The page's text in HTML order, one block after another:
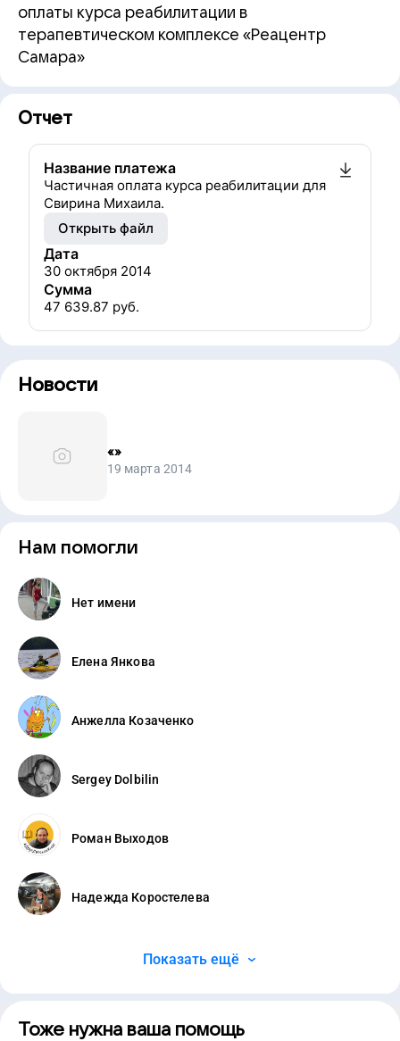
оплаты курса реабилитации в
терапевтическом комплексе «Реацентр
Самара»
Отчет
Название платежа
Частичная оплата курса реабилитации для
Свирина Михаила.
Открыть файл
Дата
30 октября 2014
Сумма
47 639.87 руб.
Новости
«»
19 марта 2014
Нам помогли
Нет имени
Елена Янкова
Анжелла Козаченко
Sergey Dolbilin
Роман Выходов
Надежда Коростелева
Показать ещё
Тоже нужна ваша помощь